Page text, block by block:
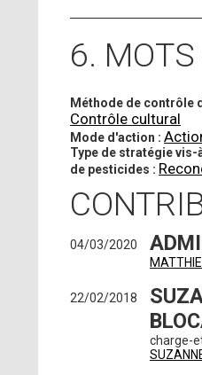
6. MOTS
Méthode de contrôle
Contrôle cultural
Mode d'action :
Type de stratégie
de pesticides :
04/03/2020
22/02/2018
charge-